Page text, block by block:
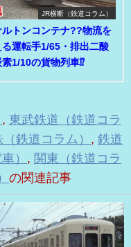
JR横断（鉄道コラム）
ルトンコンテナ??物流を
る運転手1/65・排出二酸
素1/10の貨物列車⁉
, 東武鉄道（鉄道コラ
鉄道コラム） , 鉄道
） , 関東（鉄道コラ
の関連記事